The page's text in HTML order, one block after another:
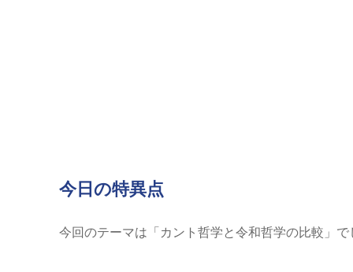
今日の特異点
今回のテーマは「カント哲学と令和哲学の比較」で